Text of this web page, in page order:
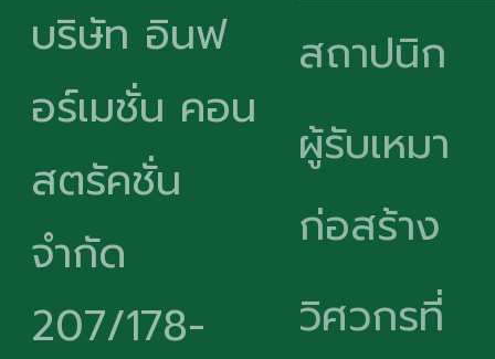
บริษัท อินฟ
อร์เมชั่น คอน
สตรัคชั่น
จำกัด
207/178-
สถาปนิก
ผู้รับเหมา
ก่อสร้าง
วิศวกรที่